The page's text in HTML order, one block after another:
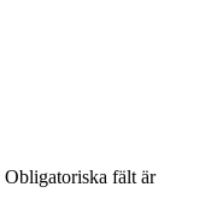
Obligatoriska fält är